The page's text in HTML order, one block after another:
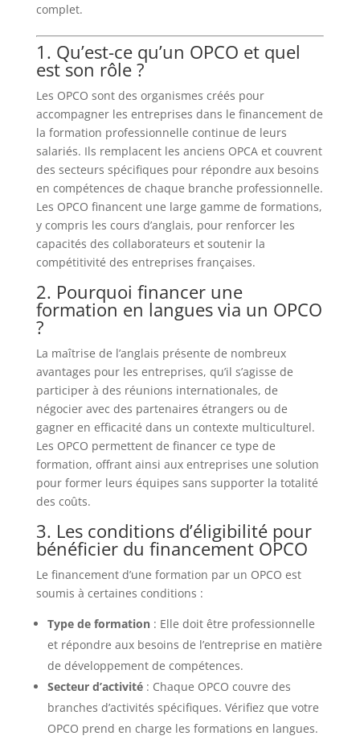
complet.
1. Qu’est-ce qu’un OPCO et quel
est son rôle ?
Les OPCO sont des organismes créés pour
accompagner les entreprises dans le financement de
la formation professionnelle continue de leurs
salariés. Ils remplacent les anciens OPCA et couvrent
des secteurs spécifiques pour répondre aux besoins
en compétences de chaque branche professionnelle.
Les OPCO financent une large gamme de formations,
y compris les cours d’anglais, pour renforcer les
capacités des collaborateurs et soutenir la
compétitivité des entreprises françaises.
2. Pourquoi financer une
formation en langues via un OPCO
?
La maîtrise de l’anglais présente de nombreux
avantages pour les entreprises, qu’il s’agisse de
participer à des réunions internationales, de
négocier avec des partenaires étrangers ou de
gagner en efficacité dans un contexte multiculturel.
Les OPCO permettent de financer ce type de
formation, offrant ainsi aux entreprises une solution
pour former leurs équipes sans supporter la totalité
des coûts.
3. Les conditions d’éligibilité pour
bénéficier du financement OPCO
Le financement d’une formation par un OPCO est
soumis à certaines conditions :
Type de formation: Elle doit être professionnelle
et répondre aux besoins de l’entreprise en matière
de développement de compétences.
Secteur d’activité: Chaque OPCO couvre des
branches d’activités spécifiques. Vérifiez que votre
OPCO prend en charge les formations en langues.